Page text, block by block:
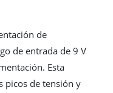
de
de entrada de 9 V
Esta
picos de tensión y